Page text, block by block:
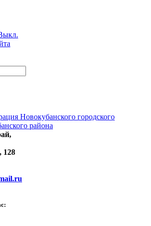
Новокубанского городского
района
128